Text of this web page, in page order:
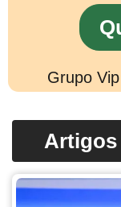
Grupo
Artigos